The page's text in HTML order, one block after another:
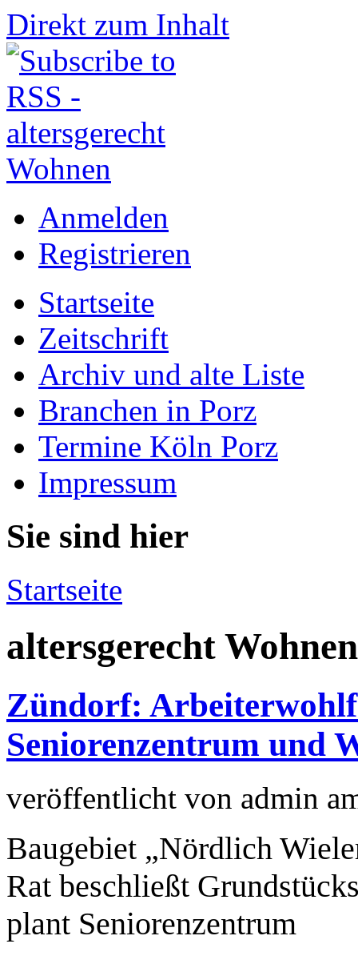
Direkt zum Inhalt
Anmelden
Registrieren
Startseite
Zeitschrift
Archiv und alte Liste
Branchen in Porz
Termine Köln Porz
Impressum
Sie sind hier
Startseite
altersgerecht Wohnen
Zündorf:
Seniorenzentrum und
veröffentlicht von admin
Baugebiet „Nördlich
Rat beschließt
plant Seniorenzentrum